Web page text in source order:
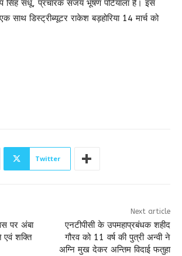
सिंह संधू, प्रचारक संजय भूषण पटियाला हैं। इस
साथ डिस्ट्रीब्यूटर राकेश बड़होरिया 14 मार्च को
Twitter
पर अंबा
एवं शक्ति
Next article
एनटीपीसी के उपमहाप्रबंधक शहीद
गौरव को 11 वर्ष की पुत्री अन्वी ने
अग्नि मुख देकर अन्तिम विदाई फतुहा